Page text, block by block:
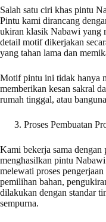
Salah satu ciri khas pintu
Pintu kami dirancang
ukiran klasik Nabawi yang
detail motif dikerjakan
yang tahan lama dan
Motif pintu ini tidak hanya
memberikan kesan sakral
rumah tinggal, atau
Proses Pembuatan
Kami bekerja sama
menghasilkan pintu
melewati proses
pemilihan bahan,
dilakukan dengan standar
sempurna.